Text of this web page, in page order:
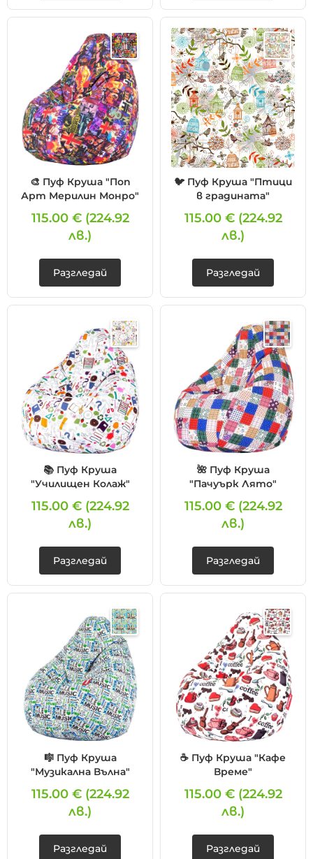
🎨 Пуф Круша "Поп
Арт Мерилин Монро"
115.00 € (224.92
лв.)
Разгледай
🐦 Пуф Круша "Птици
в градината"
115.00 € (224.92
лв.)
Разгледай
📚 Пуф Круша
"Училищен Колаж"
115.00 € (224.92
лв.)
Разгледай
🌺 Пуф Круша
"Пачуърк Лято"
115.00 € (224.92
лв.)
Разгледай
🎼 Пуф Круша
"Музикална Вълна"
115.00 € (224.92
лв.)
Разгледай
☕ Пуф Круша "Кафе
Време"
115.00 € (224.92
лв.)
Разгледай